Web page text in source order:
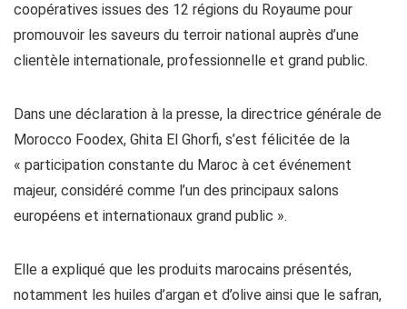
coopératives issues des 12 régions du Royaume pour
promouvoir les saveurs du terroir national auprès d’une
clientèle internationale, professionnelle et grand public.
Dans une déclaration à la presse, la directrice générale de
Morocco Foodex, Ghita El Ghorfi, s’est félicitée de la
« participation constante du Maroc à cet événement
majeur, considéré comme l’un des principaux salons
européens et internationaux grand public ».
Elle a expliqué que les produits marocains présentés,
notamment les huiles d’argan et d’olive ainsi que le safran,